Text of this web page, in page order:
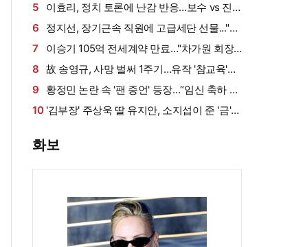
'후끈'…두산 승리요정 등극
5
이효리, 정치 토론에 난감 반응…보수 vs 진
보 사연에 "빠지면 안 될까요?"
6
정지선, 장기근속 직원에 고급세단 선물..."차
부담되면 명품백도 가능" (사당귀)[전일야화]
7
이승기 105억 전세계약 만료…"차가원 회장,
보증금 안 주면 법적 조치"
8 故 송영규, 사망 벌써 1주기…유작 '참교육'서
묵직한 존재감
9
황정민 논란 속 '팬 증언' 등장…“임신 축하 전
화·남편과 식사도”
10 '김부장' 주상욱 딸 유지안, 소지섭이 준 '금'
화보